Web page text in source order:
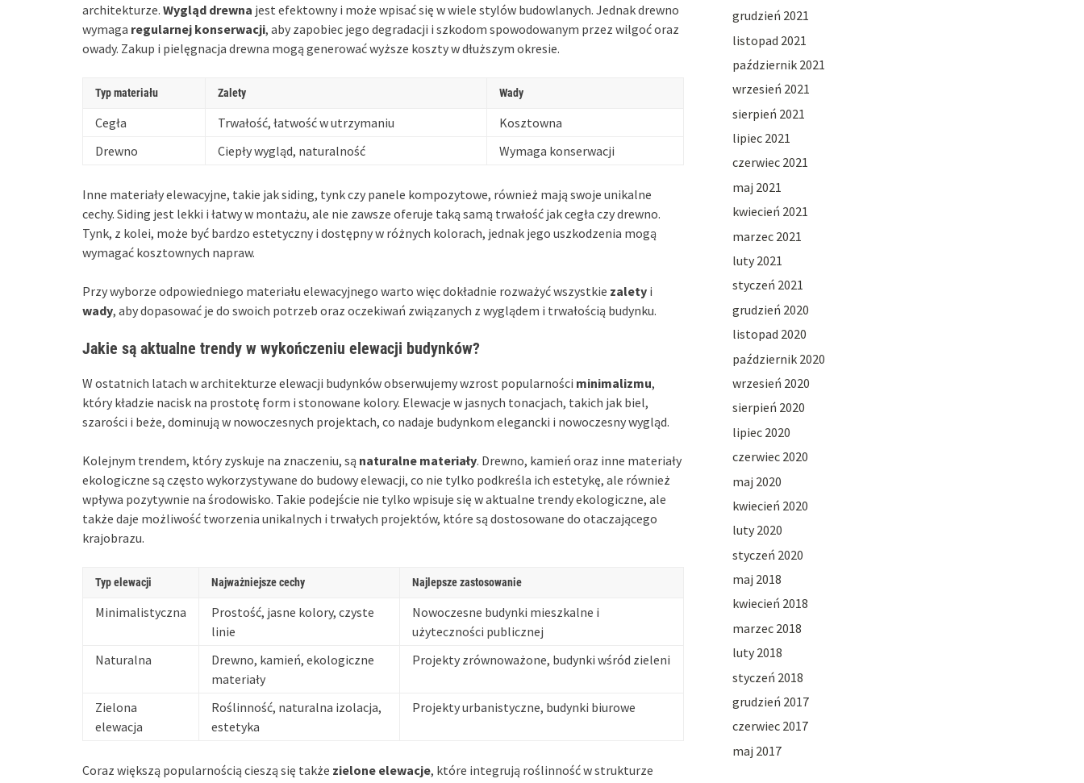
architekturze. Wygląd drewna jest efektowny i może wpisać się w wiele stylów budowlanych. Jednak drewno
wymaga regularnej konserwacji, aby zapobiec jego degradacji i szkodom spowodowanym przez wilgoć oraz
owady. Zakup i pielęgnacja drewna mogą generować wyższe koszty w dłuższym okresie.
Typ materiału Zalety Wady
Cegła Trwałość, łatwość w utrzymaniu
Kosztowna
Drewno
Ciepły wygląd, naturalność Wymaga konserwacji
Inne materiały elewacyjne, takie jak siding, tynk czy panele kompozytowe, również mają swoje unikalne
cechy. Siding jest lekki i łatwy w montażu, ale nie zawsze oferuje taką samą trwałość jak cegła czy drewno.
Tynk, z kolei, może być bardzo estetyczny i dostępny w różnych kolorach, jednak jego uszkodzenia mogą
wymagać kosztownych napraw.
Przy wyborze odpowiedniego materiału elewacyjnego warto więc dokładnie rozważyć wszystkie zalety i
wady, aby dopasować je do swoich potrzeb oraz oczekiwań związanych z wyglądem i trwałością budynku.
Jakie są aktualne trendy w wykończeniu elewacji budynków?
W ostatnich latach w architekturze elewacji budynków obserwujemy wzrost popularności minimalizmu,
który kładzie nacisk na prostotę form i stonowane kolory. Elewacje w jasnych tonacjach, takich jak biel,
szarości i beże, dominują w nowoczesnych projektach, co nadaje budynkom elegancki i nowoczesny wygląd.
Kolejnym trendem, który zyskuje na znaczeniu, są naturalne materiały. Drewno, kamień oraz inne materiały
ekologiczne są często wykorzystywane do budowy elewacji, co nie tylko podkreśla ich estetykę, ale również
wpływa pozytywnie na środowisko. Takie podejście nie tylko wpisuje się w aktualne trendy ekologiczne, ale
także daje możliwość tworzenia unikalnych i trwałych projektów, które są dostosowane do otaczającego
krajobrazu.
Typ elewacji Najważniejsze cechy Najlepsze zastosowanie
Minimalistyczna
Prostość, jasne kolory, czyste
linie
Nowoczesne budynki mieszkalne i
użyteczności publicznej
Naturalna
Drewno, kamień, ekologiczne
materiały
Projekty zrównoważone, budynki wśród zieleni
Zielona
elewacja
Roślinność, naturalna izolacja,
estetyka
Projekty urbanistyczne, budynki biurowe
Coraz większą popularnością cieszą się także zielone elewacje, które integrują roślinność w strukturze
grudzień 2021
listopad 2021
październik 2021
wrzesień 2021
sierpień 2021
lipiec 2021
czerwiec 2021
maj 2021
kwiecień 2021
marzec 2021
luty 2021
styczeń 2021
grudzień 2020
listopad 2020
październik 2020
wrzesień 2020
sierpień 2020
lipiec 2020
czerwiec 2020
maj 2020
kwiecień 2020
luty 2020
styczeń 2020
maj 2018
kwiecień 2018
marzec 2018
luty 2018
styczeń 2018
grudzień 2017
czerwiec 2017
maj 2017